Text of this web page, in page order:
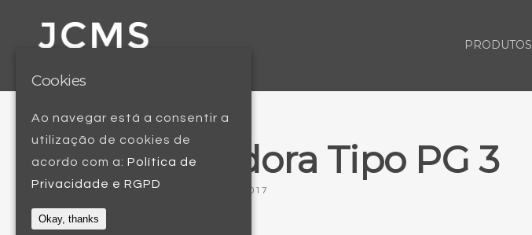
PRODUTOS
Granalhadora Tipo PG 3
BYJOÃO SERRA 8 FEVEREIRO, 2017
Cookies
Ao navegar está a consentir a
utilização de cookies de
acordo com a: Política de
Privacidade e RGPD
Okay, thanks